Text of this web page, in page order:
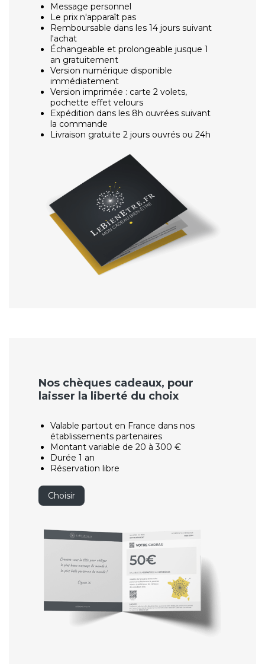
Message personnel
Le prix n'apparaît pas
Remboursable dans les 14 jours suivant
l'achat
Échangeable et prolongeable jusque 1
an gratuitement
Version numérique disponible
immédiatement
Version imprimée : carte 2 volets,
pochette effet velours
Expédition dans les 8h ouvrées suivant
la commande
Livraison gratuite 2 jours ouvrés ou 24h
Nos chèques cadeaux, pour
laisser la liberté du choix
Valable partout en France dans nos
établissements partenaires
Montant variable de 20 à 300 €
Durée 1 an
Réservation libre
Choisir